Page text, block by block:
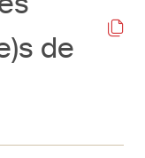
de